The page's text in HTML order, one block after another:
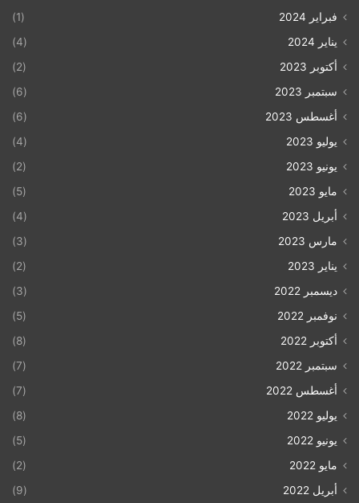
فبراير 2024
(1)
يناير 2024
(4)
أكتوبر 2023
(2)
سبتمبر 2023
(6)
أغسطس 2023
(6)
يوليو 2023
(4)
يونيو 2023
(2)
مايو 2023
(5)
أبريل 2023
(4)
مارس 2023
(3)
يناير 2023
(2)
ديسمبر 2022
(3)
نوفمبر 2022
(5)
أكتوبر 2022
(8)
سبتمبر 2022
(7)
أغسطس 2022
(7)
يوليو 2022
(8)
يونيو 2022
(5)
مايو 2022
(2)
أبريل 2022
(9)